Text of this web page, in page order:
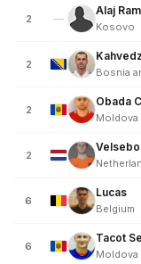
2 —
Alaj
Kosovo
2
Bosnia
2
Obada
Moldova
2
6
Lucas
Belgium
6
Tacot
Moldova